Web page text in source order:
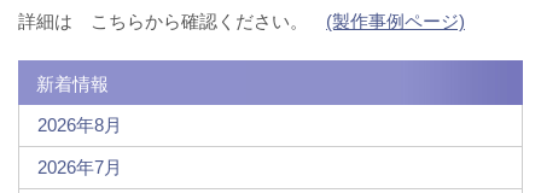
詳細は こちらから確認ください。 (製作事例ページ)
新着情報
2026年8月
2026年7月